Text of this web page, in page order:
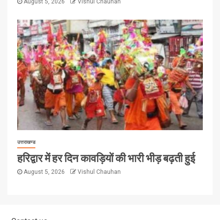
उत्तराखण्ड
हरिद्वार में हर दिन कावड़ियों की भारी भीड़ बढ़ती हुई
August 5, 2026 Vishul Chauhan